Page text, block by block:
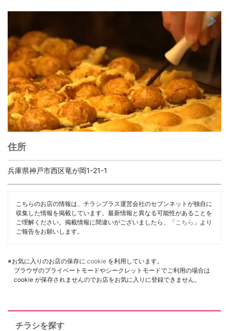
住所
兵庫県神戸市西区竜が岡1-21-1
こちらのお店の情報は、チラシプラス運営会社のセブンネットが独自に
収集した情報を掲載しています。最新情報と異なる可能性があることを
ご理解ください。掲載情報に間違いがございましたら、「 こちら 」より
ご報告をお願いします。
※お気に入りのお店の保存に cookie を利用しています。
ブラウザのプライベートモードやシークレットモードでご利用の場合は
cookie が保存されませんのでお店をお気に入りに登録できません。
チラシを探す